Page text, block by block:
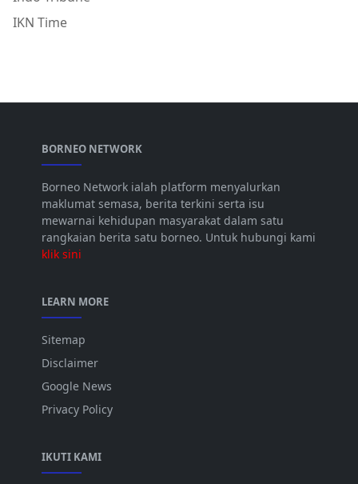
IKN Time
BORNEO NETWORK
Borneo Network ialah platform menyalurkan
maklumat semasa, berita terkini serta isu
mewarnai kehidupan masyarakat dalam satu
rangkaian berita satu borneo. Untuk hubungi kami
klik sini
LEARN MORE
Sitemap
Disclaimer
Google News
Privacy Policy
IKUTI KAMI